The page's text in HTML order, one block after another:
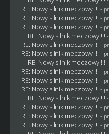
RE: Nowy silnik meczowy !!! -
RE: Nowy silnik meczowy !!! -
RE: Nowy silnik meczowy !!! -
RE: Nowy silnik meczowy !!!
RE: Nowy silnik meczowy !!! -
RE: Nowy silnik meczowy !!! -
RE: Nowy silnik meczowy !!!
RE: Nowy silnik meczowy !!! -
RE: Nowy silnik meczowy !!! -
RE: Nowy silnik meczowy !!! -
RE: Nowy silnik meczowy !!!
RE: Nowy silnik meczowy !!! -
RE: Nowy silnik meczowy !!! -
RE: Nowy silnik meczowy !!! -